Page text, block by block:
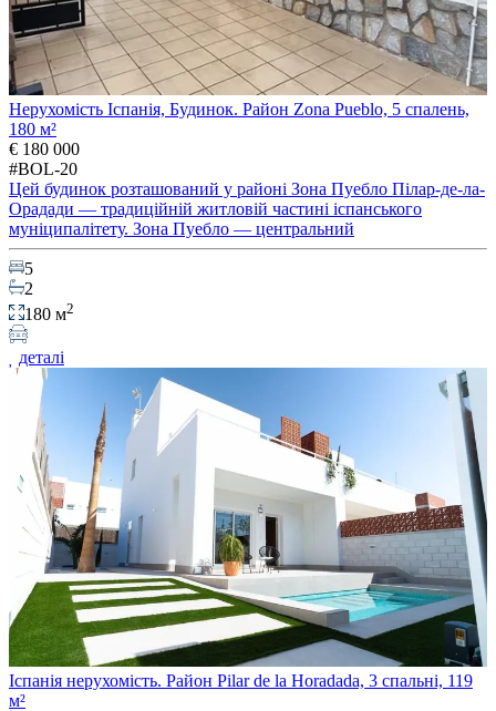
Нерухомість Іспанія, Будинок. Район Zona Pueblo, 5 спалень,
180 м²
€ 180 000
#BOL-20
Цей будинок розташований у районі Зона Пуебло Пілар-де-ла-
Орадади — традиційній житловій частині іспанського
муніципалітету. Зона Пуебло — центральний
5
2
180 м2
деталі
Іспанія нерухомість. Район Pilar de la Horadada, 3 спальні, 119
м²